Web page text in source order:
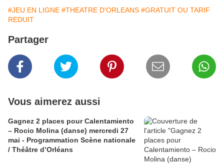
#JEU EN LIGNE #THEATRE D'ORLEANS #GRATUIT OU TARIF
REDUIT
Partager
Vous aimerez aussi
Gagnez 2 places pour Calentamiento
– Rocio Molina (danse) mercredi 27
mai - Programmation Scène nationale
/ Théâtre d’Orléans